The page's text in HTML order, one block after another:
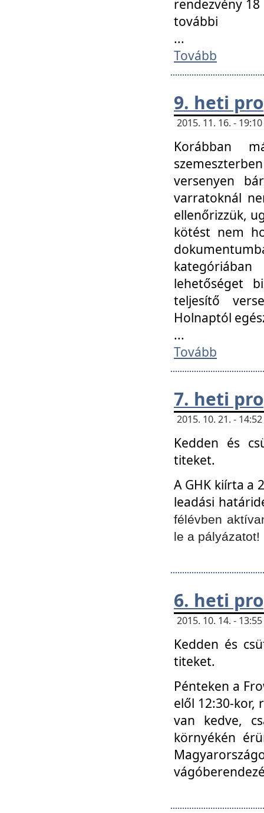
rendezvény
további
...
Tovább
9. heti
2015. 11. 16. -
Korábban
versenyen
varratoknál
ellenőrizzük,
kötést nem
lehetőséget
teljesítő
Holnaptól
...
Tovább
7. heti
2015. 10. 21. -
Kedden és
titeket.
A GHK kiírta a
leadási
félévben
le a pályázatot!
6. heti
2015. 10. 14. -
Kedden és
titeket.
Pénteken a
elől 12:30-kor,
van kedve,
környékén